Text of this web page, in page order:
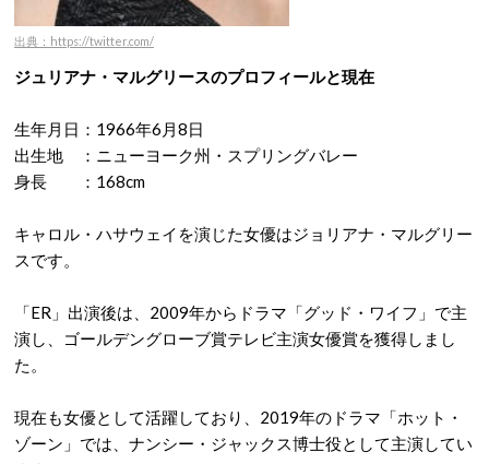
出典：https://twitter.com/
ジュリアナ・マルグリースのプロフィールと現在
生年月日：1966年6月8日
出生地 ：ニューヨーク州・スプリングバレー
身長 ：168cm
キャロル・ハサウェイを演じた女優はジョリアナ・マルグリー
スです。
「ER」出演後は、2009年からドラマ「グッド・ワイフ」で主
演し、ゴールデングローブ賞テレビ主演女優賞を獲得しまし
た。
現在も女優として活躍しており、2019年のドラマ「ホット・
ゾーン」では、ナンシー・ジャックス博士役として主演してい